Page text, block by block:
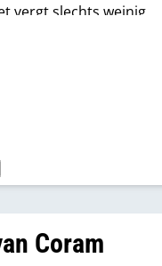
vergt slechts weinig
Coram